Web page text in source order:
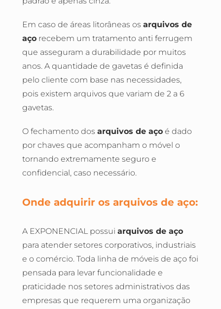
Em caso de áreas litorâneas os arquivos de
açorecebem um tratamento anti ferrugem
que asseguram a durabilidade por muitos
anos. A quantidade de gavetas é definida
pelo cliente com base nas necessidades,
pois existem arquivos que variam de 2 a 6
gavetas.
O fechamento dos arquivos de açoé dado
por chaves que acompanham o móvel o
tornando extremamente seguro e
confidencial, caso necessário.
Onde adquirir os arquivos de aço:
A EXPONENCIAL possui arquivos de aço
para atender setores corporativos, industriais
e o comércio. Toda linha de móveis de aço foi
pensada para levar funcionalidade e
praticidade nos setores administrativos das
empresas que requerem uma organização